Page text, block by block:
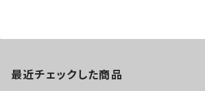
最近チェックした商品